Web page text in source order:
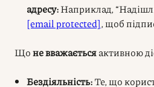
адресу:Наприклад,
[email protected], щоб
Щоне вважаєтьсяактивною
Бездіяльність:Те, що